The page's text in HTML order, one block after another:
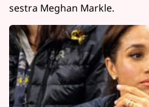
sestra Meghan Markle.